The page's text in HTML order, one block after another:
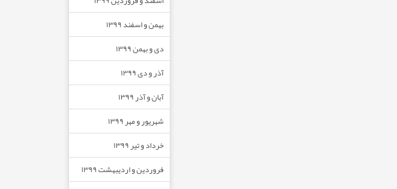
بهمن و اسفند ۱۳۹۹
دی و بهمن ۱۳۹۹
آذر و دی ۱۳۹۹
آبان و آذر ۱۳۹۹
شهریور و مهر ۱۳۹۹
خرداد و تیر ۱۳۹۹
فروردین و اردیبهشت ۱۳۹۹